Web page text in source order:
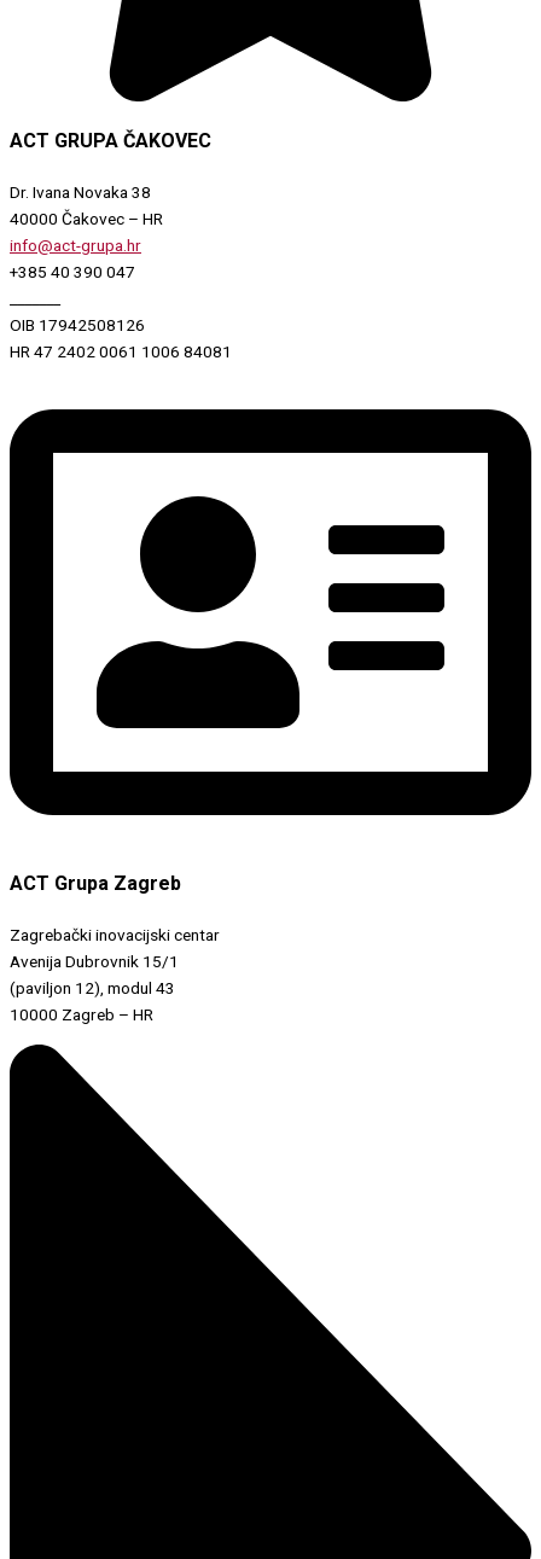
ACT GRUPA ČAKOVEC
Dr. Ivana Novaka 38
40000 Čakovec – HR
info@act-grupa.hr
+385 40 390 047
OIB 17942508126
HR 47 2402 0061 1006 84081
ACT Grupa Zagreb
Zagrebački inovacijski centar
Avenija Dubrovnik 15/1
(paviljon 12), modul 43
10000 Zagreb – HR